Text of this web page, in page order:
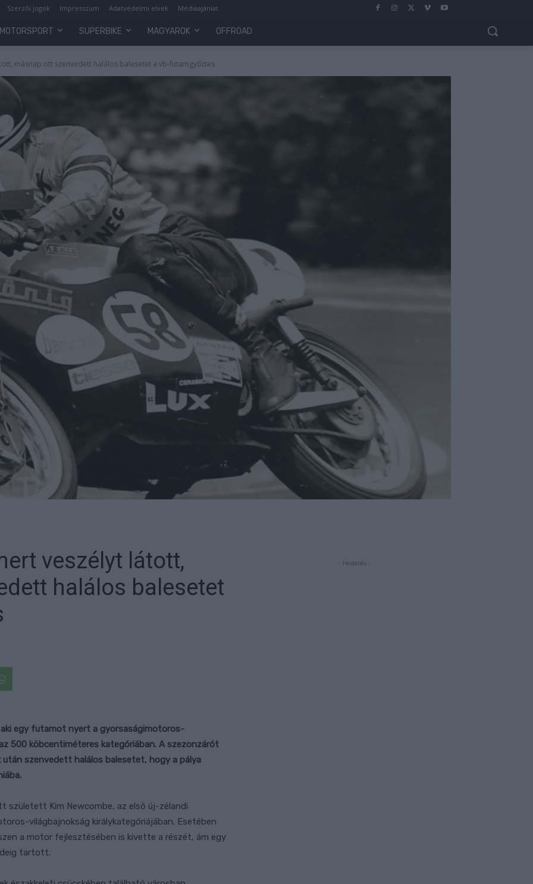
Szerzői jogok Impresszum Adatvédelmi elvek Médiaajánlat
MOTORSPORT SUPERBIKE MAGYAROK OFFROAD
másnap ott szenvedett halálos balesetet a vb-futamgyőztes
veszélyt látott,
halálos balesetet
aki egy futamot nyert a gyorsaságimotoros-
500 köbcentiméteres kategóriában. A szezonzárót
szenvedett halálos balesetet, hogy a pálya
született Kim Newcombe, az első új-zélandi
világbajnokság királykategóriájában. Esetében
a motor fejlesztésében is kivette a részét, ám egy
tartott.
- Hirdetés -